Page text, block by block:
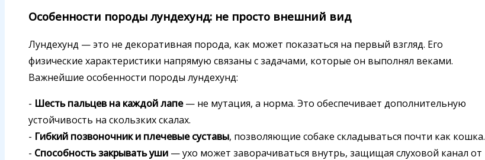
Особенности породы лундехунд: не просто внешний вид
Лундехунд — это не декоративная порода, как может показаться на первый взгляд. Его
физические характеристики напрямую связаны с задачами, которые он выполнял веками.
Важнейшие особенности породы лундехунд:
- Шесть пальцев на каждой лапе— не мутация, а норма. Это обеспечивает дополнительную
устойчивость на скользких скалах.
- Гибкий позвоночник и плечевые суставы, позволяющие собаке складываться почти как кошка.
- Способность закрывать уши — ухо может заворачиваться внутрь, защищая слуховой канал от